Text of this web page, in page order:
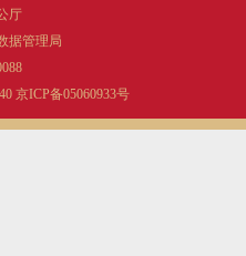
厅
据管理局
京ICP备05060933号